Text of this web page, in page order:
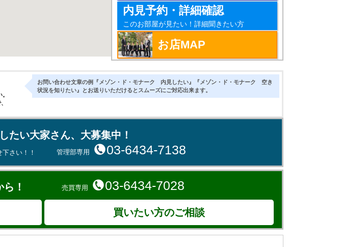
内見予約・詳細確認
このお部屋が見たい！詳細聞きたい方
お店MAP
お問い合わせ文章の例『メゾン・ド・モナーク 内見したい』『メゾン・ド・モナーク 空き
状況を知りたい』とお送りいただけるとスムーズにご対応出来ます。
たい大家さん、大募集中！
せ下さい！！ 管理部専用 03-6434-7138
！ 売買専用 03-6434-7028
買いたい方のご相談